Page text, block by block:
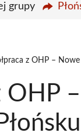
grupy
z OHP –
OHP